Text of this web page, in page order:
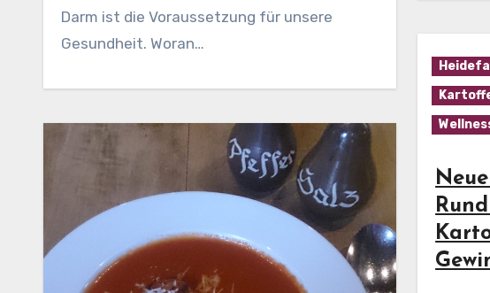
Darm ist die Voraussetzung für unsere
Gesundheit. Woran…